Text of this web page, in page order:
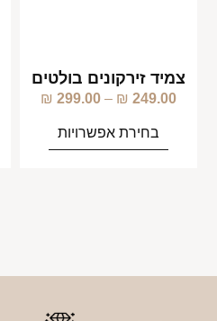
צמיד זירקונים בולטים
249.00
₪
–
299.00
₪
בחירת אפשרויות